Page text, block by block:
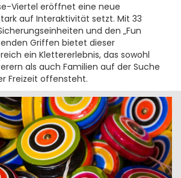
Viertel eröffnet eine neue
auf Interaktivität setzt. Mit 33
und den „Fun
Griffen bietet dieser
ein Klettererlebnis, das sowohl
als auch Familien auf der Suche
Freizeit offensteht.